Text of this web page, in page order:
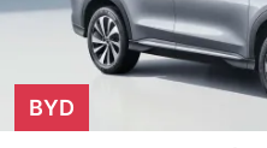
BYD